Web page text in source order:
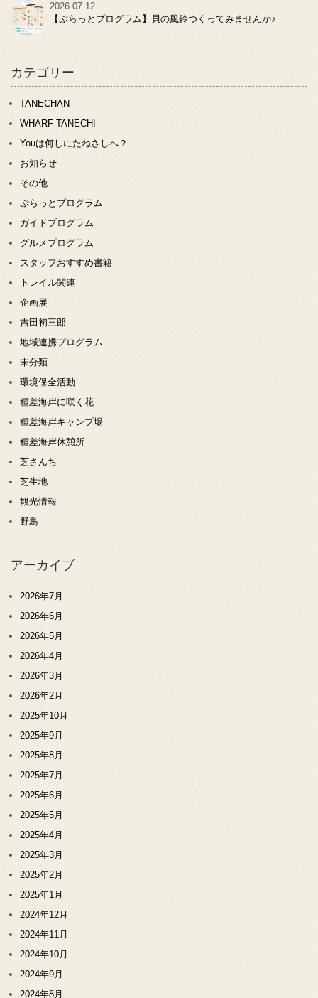
2026.07.12
【ぷらっとプログラム】貝の風鈴つくってみませんか♪
カテゴリー
TANECHAN
WHARF TANECHI
Youは何しにたねさしへ？
お知らせ
その他
ぷらっとプログラム
ガイドプログラム
グルメプログラム
スタッフおすすめ書籍
トレイル関連
企画展
吉田初三郎
地域連携プログラム
未分類
環境保全活動
種差海岸に咲く花
種差海岸キャンプ場
種差海岸休憩所
芝さんち
芝生地
観光情報
野鳥
アーカイブ
2026年7月
2026年6月
2026年5月
2026年4月
2026年3月
2026年2月
2025年10月
2025年9月
2025年8月
2025年7月
2025年6月
2025年5月
2025年4月
2025年3月
2025年2月
2025年1月
2024年12月
2024年11月
2024年10月
2024年9月
2024年8月